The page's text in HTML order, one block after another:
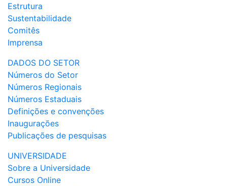
Estrutura
Sustentabilidade
Comitês
Imprensa
DADOS DO SETOR
Números do Setor
Números Regionais
Números Estaduais
Definições e convenções
Inaugurações
Publicações de pesquisas
UNIVERSIDADE
Sobre a Universidade
Cursos Online